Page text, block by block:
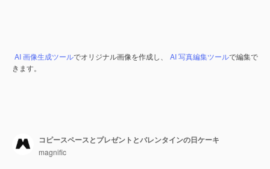
AI 画像生成ツールでオリジナル画像を作成し、 AI 写真編集ツールで編集で
きます。
コピースペースとプレゼントとバレンタインの日ケーキ
magnific